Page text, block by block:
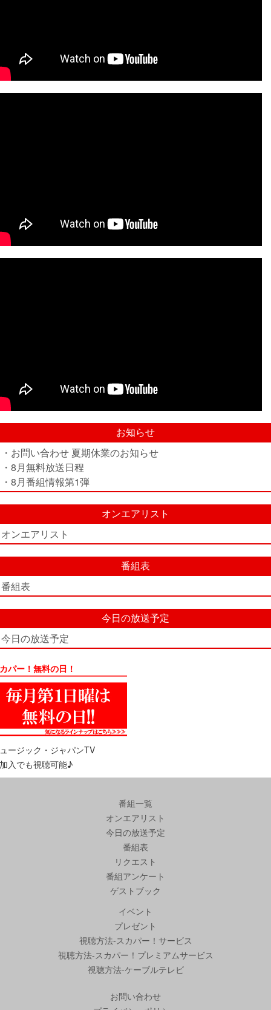
お知らせ
・お問い合わせ 夏期休業のお知らせ
・8月無料放送日程
・8月番組情報第1弾
オンエアリスト
オンエアリスト
番組表
番組表
今日の放送予定
今日の放送予定
パー！無料の日！
ージック・ジャパンTV
入でも視聴可能♪
番組一覧
オンエアリスト
今日の放送予定
番組表
リクエスト
番組アンケート
ゲストブック
イベント
プレゼント
視聴方法-スカパー！サービス
視聴方法-スカパー！プレミアムサービス
視聴方法-ケーブルテレビ
お問い合わせ